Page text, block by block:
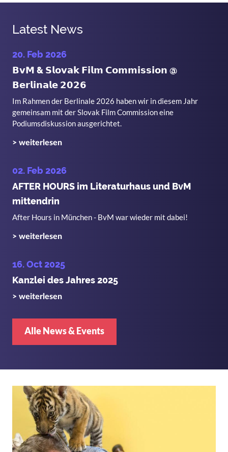
Latest News
20. Feb 2026
𝗕𝘃𝗠 & 𝗦𝗹𝗼𝘃𝗮𝗸 𝗙𝗶𝗹𝗺 𝗖𝗼𝗺𝗺𝗶𝘀𝘀𝗶𝗼𝗻 @
𝗕𝗲𝗿𝗹𝗶𝗻𝗮𝗹𝗲 𝟮𝟬𝟮𝟲
Im Rahmen der Berlinale 2026 haben wir in diesem Jahr
gemeinsam mit der Slovak Film Commission eine
Podiumsdiskussion ausgerichtet.
> weiterlesen
02. Feb 2026
AFTER HOURS im Literaturhaus und BvM
mittendrin
After Hours in München - BvM war wieder mit dabei!
> weiterlesen
16. Oct 2025
Kanzlei des Jahres 2025
> weiterlesen
Alle News & Events
Bild